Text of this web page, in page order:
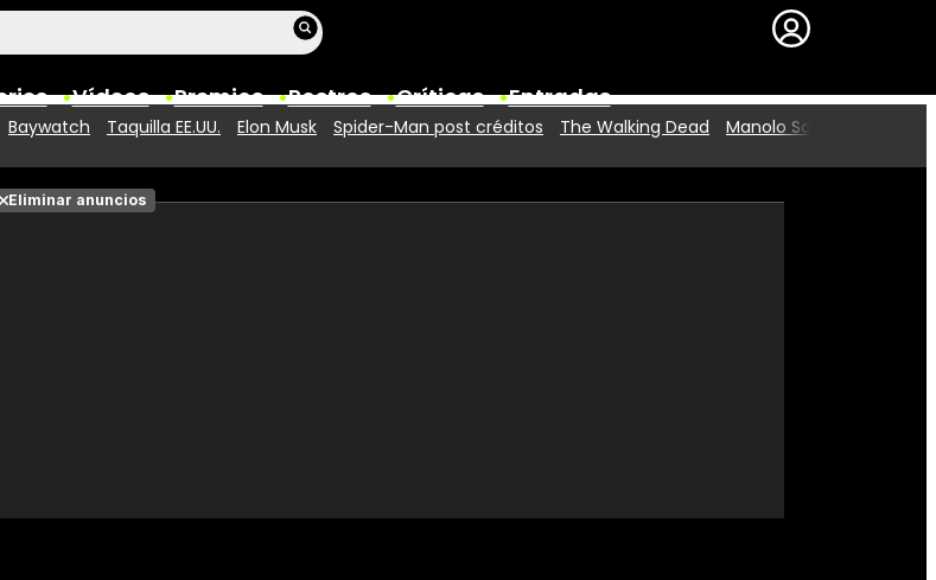
Vídeos Premios Rostros Críticas Entradas
Fotos
Premios
Baywatch Taquilla EE.UU. Elon Musk Spider-Man post créditos The Walking Dead Manolo Solo
Eliminar anuncios